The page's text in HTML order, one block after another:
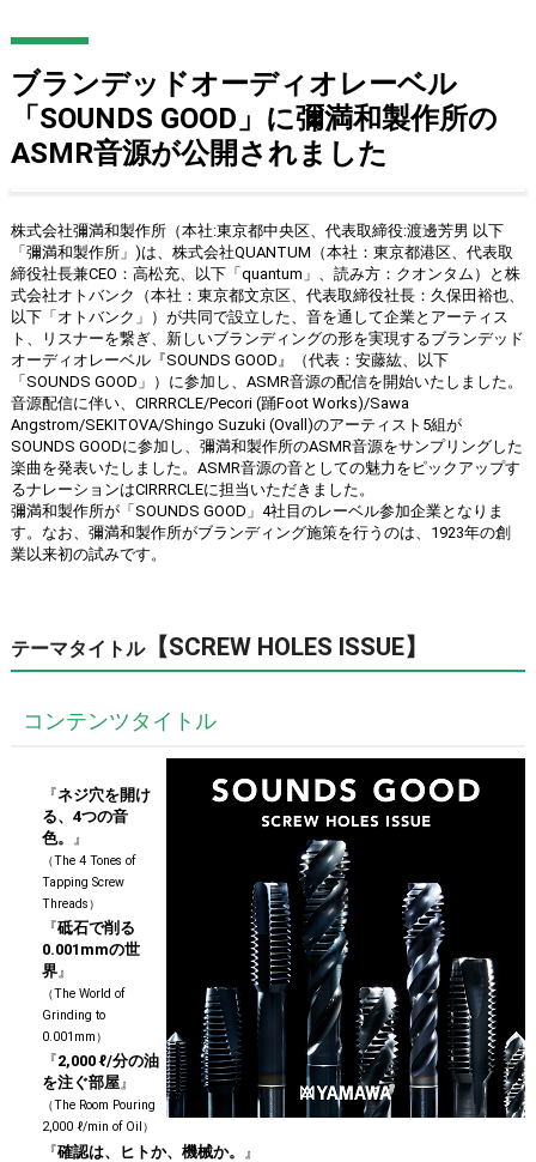
ブランデッドオーディオレーベル
「SOUNDS GOOD」に彌満和製作所の
ASMR音源が公開されました
株式会社彌満和製作所（本社:東京都中央区、代表取締役:渡邊芳男 以下
「彌満和製作所」)は、株式会社QUANTUM（本社：東京都港区、代表取
締役社長兼CEO：高松充、以下「quantum」、読み方：クオンタム）と株
式会社オトバンク（本社：東京都文京区、代表取締役社長：久保田裕也、
以下「オトバンク」）が共同で設立した、音を通して企業とアーティス
ト、リスナーを繋ぎ、新しいブランディングの形を実現するブランデッド
オーディオレーベル『SOUNDS GOOD』（代表：安藤紘、以下
「SOUNDS GOOD」）に参加し、ASMR音源の配信を開始いたしました。
音源配信に伴い、CIRRRCLE/Pecori (踊Foot Works)/Sawa
Angstrom/SEKITOVA/Shingo Suzuki (Ovall)のアーティスト5組が
SOUNDS GOODに参加し、彌満和製作所のASMR音源をサンプリングした
楽曲を発表いたしました。ASMR音源の音としての魅力をピックアップす
るナレーションはCIRRRCLEに担当いただきました。
彌満和製作所が「SOUNDS GOOD」4社目のレーベル参加企業となりま
す。なお、彌満和製作所がブランディング施策を行うのは、1923年の創
業以来初の試みです。
テーマタイトル【SCREW HOLES ISSUE】
コンテンツタイトル
『ネジ穴を開け
る、4つの音
色。
』
（The 4 Tones of
Tapping Screw
Threads）
『砥石で削る
0.001mmの世
界』
（The World of
Grinding to
0.001mm）
『2,000 ℓ/分の油
を注ぐ部屋』
（The Room Pouring
2,000 ℓ/min of Oil）
『確認は、ヒトか、機械か。 』